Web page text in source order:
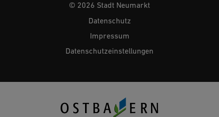
© 2026 Stadt Neumarkt
Datenschutz
Impressum
Datenschutzeinstellungen